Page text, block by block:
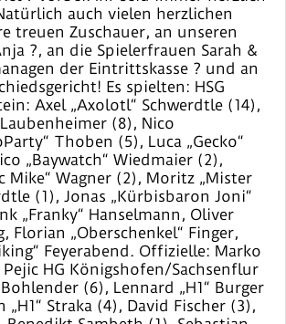
auch vielen herzlichen
treuen Zuschauer, an unseren
?, an die Spielerfrauen Sarah &
der Eintrittskasse ? und an
Es spielten: HSG
Axel „Axolotl“ Schwerdtle (14),
(8), Nico
Thoben (5), Luca „Gecko“
„Baywatch“ Wiedmaier (2),
Mike“ Wagner (2), Moritz „Mister
(1), Jonas „Kürbisbaron Joni“
„Franky“ Hanselmann, Oliver
Florian „Oberschenkel“ Finger,
Feyerabend. Offizielle: Marko
Pejic HG Königshofen/Sachsenflur
(6), Lennard „H1“ Burger
„H1“ Straka (4), David Fischer (3),